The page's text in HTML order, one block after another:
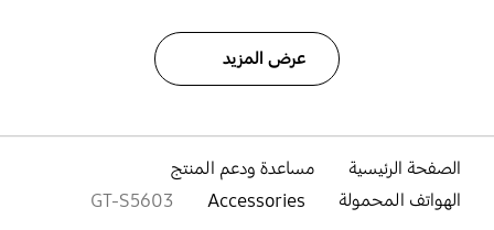
عرض المزيد
الصفحة الرئيسية
مساعدة ودعم المنتج
الهواتف المحمولة
Accessories
GT-S5603